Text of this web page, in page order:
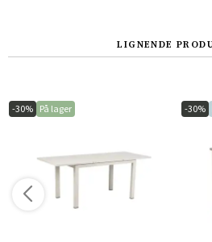
LIGNENDE
-30% På lager -30%